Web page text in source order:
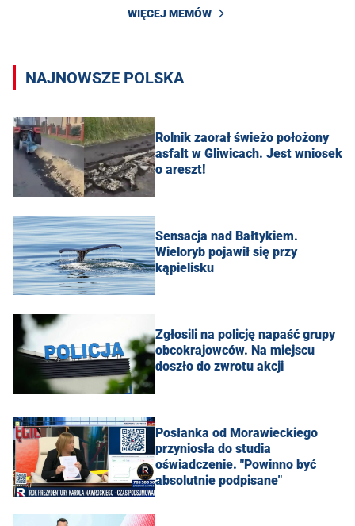
WIĘCEJ MEMÓW
NAJNOWSZE POLSKA
Rolnik zaorał świeżo położony
asfalt w Gliwicach. Jest wniosek
o areszt!
Sensacja nad Bałtykiem.
Wieloryb pojawił się przy
kąpielisku
Zgłosili na policję napaść grupy
obcokrajowców. Na miejscu
doszło do zwrotu akcji
Posłanka od Morawieckiego
przyniosła do studia
oświadczenie. "Powinno być
absolutnie podpisane"